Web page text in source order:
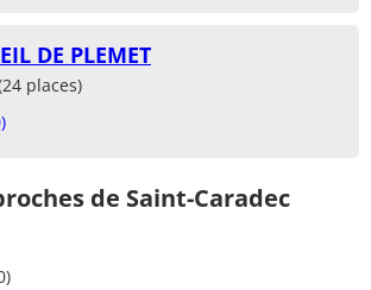
DE PLEMET
places)
de Saint-Caradec